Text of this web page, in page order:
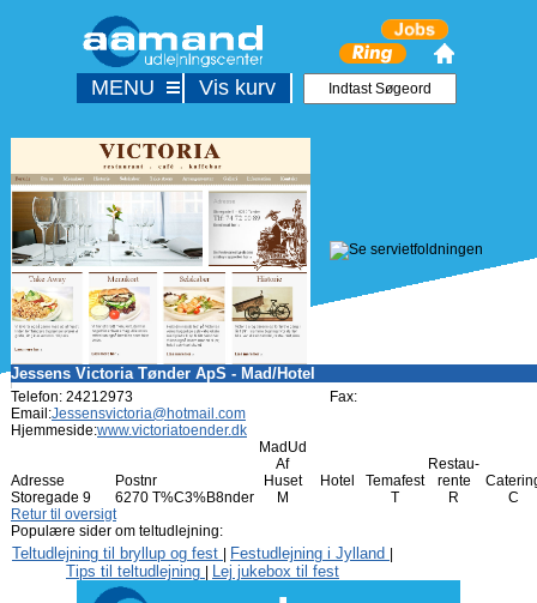
Jessens Victoria Tønder ApS - Mad/Hotel
Telefon: 24212973
Fax:
Email:Jessensvictoria@hotmail.com
Hjemmeside:www.victoriatoender.dk
Adresse Postnr
MadUd
Af
Huset
Hotel Temafest
Restau-
rente
Storegade 9
6270 T%C3%B8nder M T R
C
Retur til oversigt
Populære sider om teltudlejning:
Teltudlejning til bryllup og fest Festudlejning i Jylland
Tips til teltudlejning Lej jukebox til fest
MENU Vis kurv